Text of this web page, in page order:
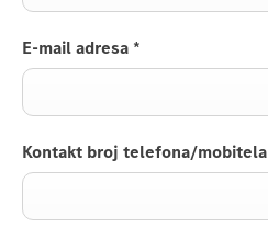
E-mail adresa *
Kontakt broj telefona/mobitela